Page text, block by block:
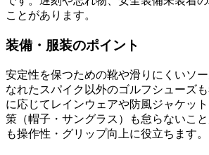
ことがあります。
装備・服装のポイント
安定性を保つための靴や滑りにくいソ
なれたスパイク以外のゴルフシューズ
に応じてレインウェアや防風ジャケッ
策（帽子・サングラス）も怠らないこ
も操作性・グリップ向上に役立ちます。